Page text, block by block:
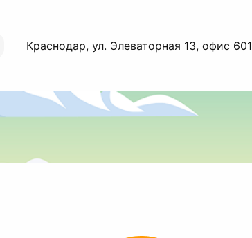
Краснодар, ул. Элеваторная 13, офис 601